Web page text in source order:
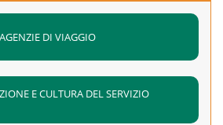
AGENZIE DI VIAGGIO
E CULTURA DEL SERVIZIO